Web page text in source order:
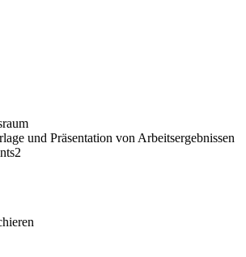
und Präsentation von Arbeitsergebnissen
2